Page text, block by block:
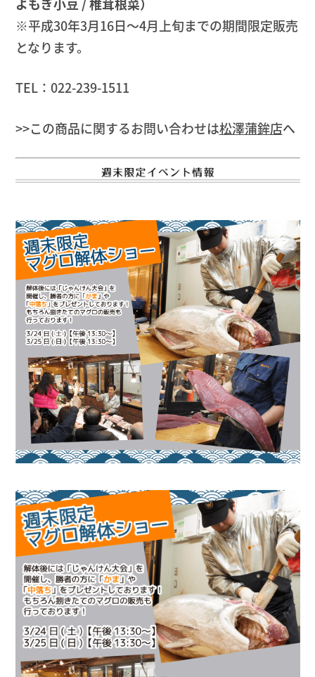
※平成30年3月16日～4月上旬までの期間限定販売
となります。
TEL：022-239-1511
>>この商品に関するお問い合わせは松澤蒲鉾店へ